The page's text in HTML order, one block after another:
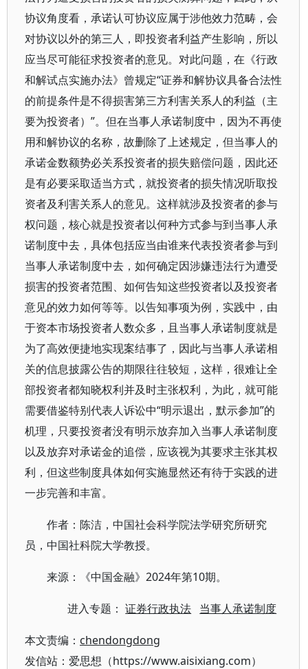
协议角度看，承诺认可协议应属于涉他效力范畴，会
对协议以外的第三人，即投资者利益产生影响，所以
应当尽可能征求投资者的意见。对此问题，在《行政
和解试点实施办法》曾规定“证券和解协议具备合法性
的前提条件是不得损害第三方利害关系人的利益（主
要为投资者）”。但在当事人承诺制度中，因为不再使
用和解协议的名称，故删除了上述规定，但当事人的
承诺金数额势必关系投资者的损失赔偿问题，因此还
是有必要采取适当方式，就投资者的损失情况听取投
资者及利害关系人的意见。这样就涉及投资者的参与
权问题，核心就是投资者以何种方式参与到当事人承
诺制度中去，具体包括应当由谁来代表投资者参与到
当事人承诺制度中去，如何确定因涉嫌违法行为遭受
损害的投资者范围、如何告知这些投资者以及投资者
意见的效力如何等等。以告知事项为例，实践中，由
于资本市场投资者人数众多，且当事人承诺制度就是
为了高效便捷地实现案结事了，因此与当事人承诺相
关的信息披露公告的期限往往较短，这样，很难让全
部投资者都知晓权利并及时主张权利，为此，就可能
需要借鉴特别代表人诉讼中“明示退出，默示参加”的
机理，只要投资者没有明示放弃加入当事人承诺制度
以及放弃对承诺金的追偿，应该视为其要求主张其权
利，但这些制度具体如何实施显然还有待于实践的进
一步完善和丰富。
作者：陈洁，中国社会科学院法学研究所研究
员，中国社科院大学教授。
来源：《中国金融》2024年第10期。
进入专题：证券行政执法 当事人承诺制度
本文责编： chendongdong
发信站：爱思想（https://www.aisixiang.com）